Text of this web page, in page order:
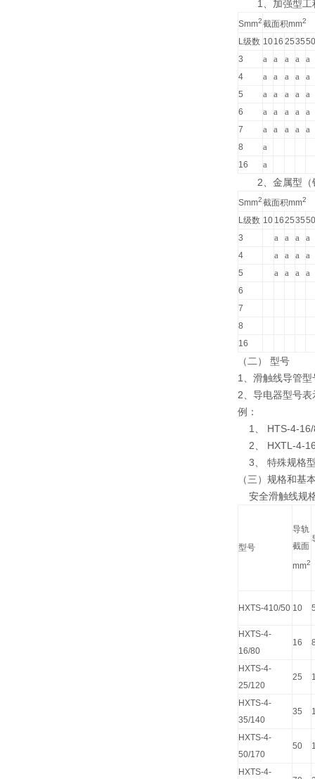
1、加强型工程
Smm2截面积mm2
L级数 1016 253550
3
a a a a a
4 a a a a a
5 a a a a a
6 a a a a a
7 a a a a a
8 a
16 a
2、金属型（
Smm2截面积mm2
L级数 10 16253550
3
a a a a
4 a a a a
5 a a a a
6
7
8
16
（二） 型号
1、滑触线导管
2、导电器型号
例：
1、 HTS-4-16/
2、 HXTL-4-
3、 特殊规格
（三）规格和基
安全滑触线规
型号
导轨
截面
mm2
HXTS-410/50 10
HXTS-4-
16/80
16
HXTS-4-
25/120
25
HXTS-4-
35/140
35
HXTS-4-
50/170
50
HXTS-4-